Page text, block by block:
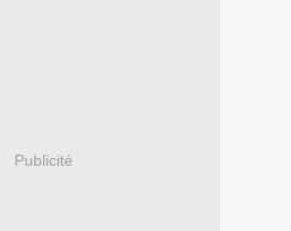
Publicité